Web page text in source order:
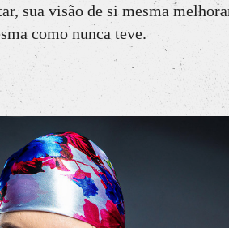
sua visão de si mesma
como nunca teve.